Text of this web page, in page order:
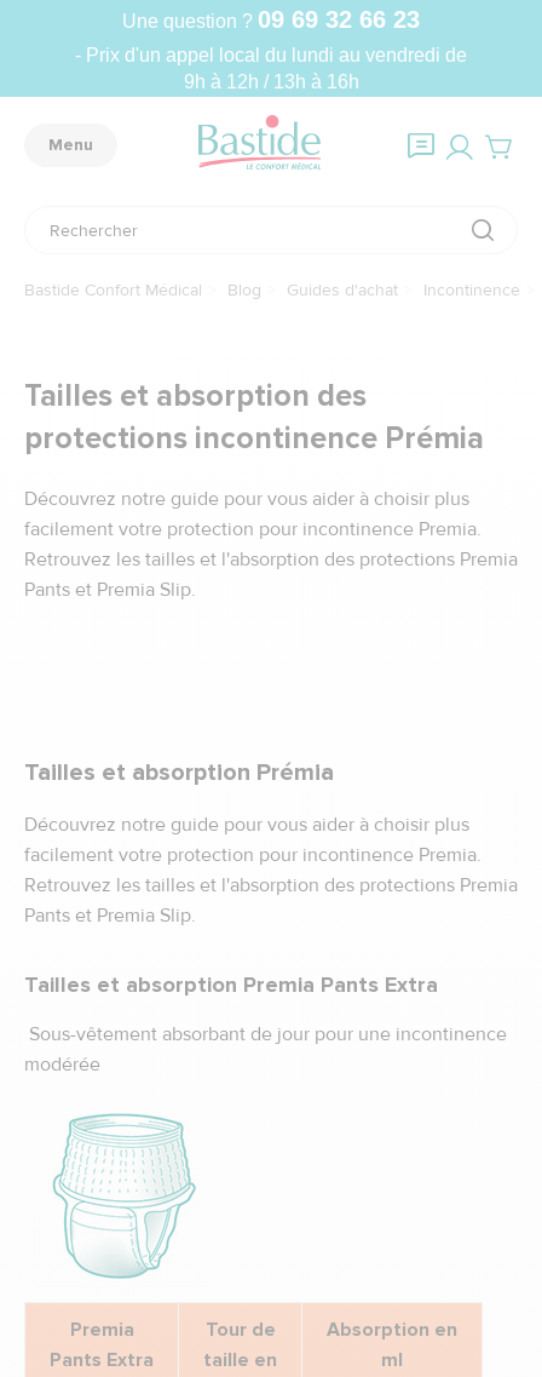
Une question ? 09 69 32 66 23
- Prix d'un appel local du lundi au vendredi de
9h à 12h / 13h à 16h
Menu
Bastide Confort Médical Blog Guides d'achat Incontinence
Tailles et absorption des
protections incontinence Prémia
Découvrez notre guide pour vous aider à choisir plus
facilement votre protection pour incontinence Premia.
Retrouvez les tailles et l'absorption des protections Premia
Pants et Premia Slip.
Tailles et absorption Prémia
Découvrez notre guide pour vous aider à choisir plus
facilement votre protection pour incontinence Premia.
Retrouvez les tailles et l'absorption des protections Premia
Pants et Premia Slip.
Tailles et absorption Premia Pants Extra
Sous-vêtement absorbant de jour pour une incontinence
modérée
Premia
Pants Extra
Tour de
taille en
Absorption en
ml